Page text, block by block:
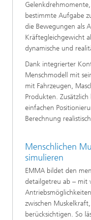
bestimmte Aufgabe
die Bewegungen als
Kräftegleichgewicht
dynamische und
Dank integrierter
Menschmodell mit
mit Fahrzeugen,
Produkten.
einfachen
Berechnung
Menschlichen
simulieren
EMMA bildet den
detailgetreu ab – mit
zwischen
berücksichtigen. So